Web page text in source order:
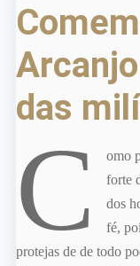
das
C
omo
forte
dos
fé,
protejas de de todo